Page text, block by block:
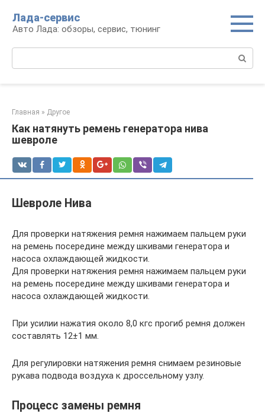
контенту
Лада-сервис
Авто Лада: обзоры, сервис, тюнинг
Главная » Другое
Как натянуть ремень генератора нива
шевроле
Шевроле Нива
Для проверки натяжения ремня нажимаем пальцем руки
на ремень посередине между шкивами генератора и
насоса охлаждающей жидкости.
Для проверки натяжения ремня нажимаем пальцем руки
на ремень посередине между шкивами генератора и
насоса охлаждающей жидкости.
При усилии нажатия около 8,0 кгс прогиб ремня должен
составлять 12±1 мм.
Для регулировки натяжения ремня снимаем резиновые
рукава подвода воздуха к дроссельному узлу.
Процесс замены ремня